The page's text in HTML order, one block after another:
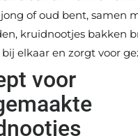
of oud bent, samen
kruidnootjes bakken
elkaar en zorgt voor
voor